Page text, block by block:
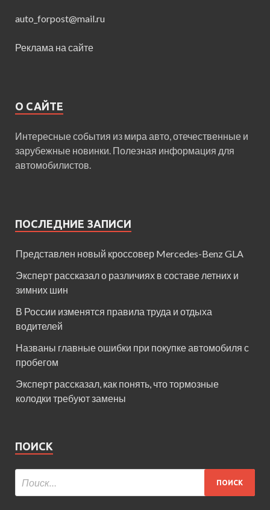
auto_forpost@mail.ru
Реклама на сайте
О САЙТЕ
Интересные события из мира авто, отечественные и
зарубежные новинки. Полезная информация для
автомобилистов.
ПОСЛЕДНИЕ ЗАПИСИ
Представлен новый кроссовер Mercedes-Benz GLA
Эксперт рассказал о различиях в составе летних и
зимних шин
В России изменятся правила труда и отдыха
водителей
Названы главные ошибки при покупке автомобиля с
пробегом
Эксперт рассказал, как понять, что тормозные
колодки требуют замены
ПОИСК